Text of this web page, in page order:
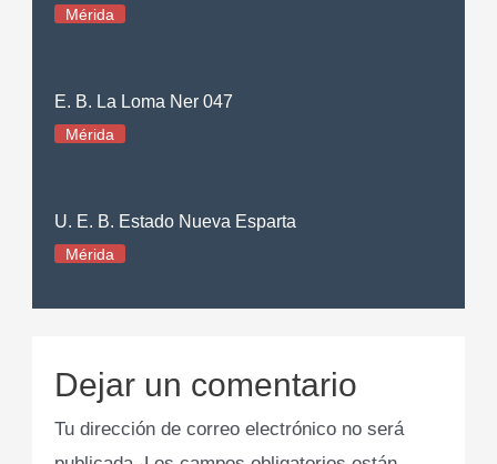
Mérida
E. B. La Loma Ner 047
Mérida
U. E. B. Estado Nueva Esparta
Mérida
Dejar un comentario
Tu dirección de correo electrónico no será